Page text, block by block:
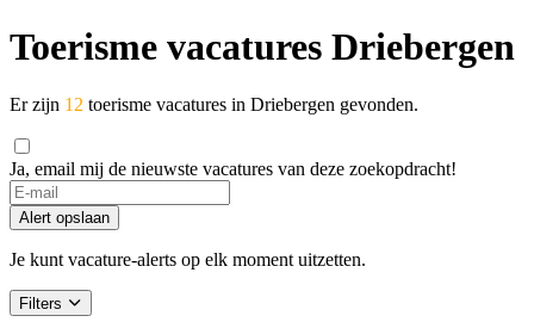
Toerisme vacatures Driebergen
Er zijn 12 toerisme vacatures in Driebergen gevonden.
Ja, email mij de nieuwste vacatures van deze zoekopdracht!
Alert opslaan
Je kunt vacature-alerts op elk moment uitzetten.
Filters